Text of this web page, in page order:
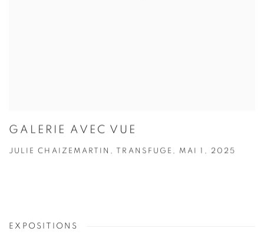
GALERIE AVEC VUE
JULIE CHAIZEMARTIN, TRANSFUGE, MAI 1, 2025
EXPOSITIONS